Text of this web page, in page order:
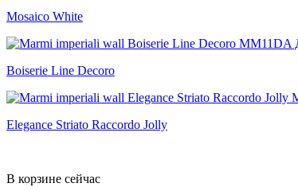
Mosaico White
Boiserie Line Decoro
Elegance Striato Raccordo Jolly
В корзине сейчас